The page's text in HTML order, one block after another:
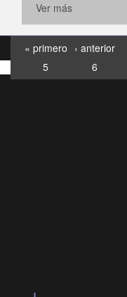
Ver más
« primero ‹ anterior
5
6